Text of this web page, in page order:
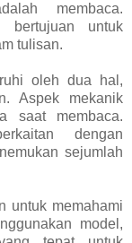
membaca.
bertujuan untuk
tulisan.
oleh dua hal,
Aspek mekanik
saat membaca.
dengan
sejumlah
untuk memahami
model,